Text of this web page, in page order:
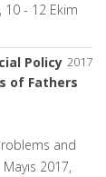
10 - 12 Ekim
2017
Policy
of Fathers
and
2017,